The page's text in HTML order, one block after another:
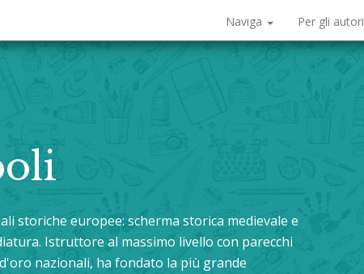
Naviga Per gli autori
storiche europee: scherma storica medievale e
Istruttore al massimo livello con parecchi
nazionali, ha fondato la più grande